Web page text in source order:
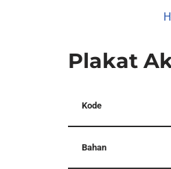
Plakat
Kode
Bahan